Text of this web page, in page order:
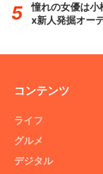
憧れの女優は
x新人発掘オー
コンテンツ
ライフ
グルメ
デジタル